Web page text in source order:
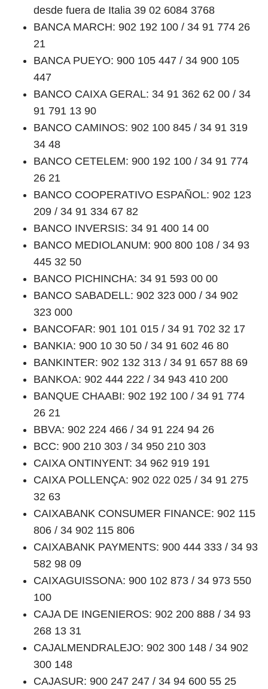
desde fuera de Italia 39 02 6084 3768
BANCA MARCH: 902 192 100 / 34 91 774 26
21
BANCA PUEYO: 900 105 447 / 34 900 105
447
BANCO CAIXA GERAL: 34 91 362 62 00 / 34
91 791 13 90
BANCO CAMINOS: 902 100 845 / 34 91 319
34 48
BANCO CETELEM: 900 192 100 / 34 91 774
26 21
BANCO COOPERATIVO ESPAÑOL: 902 123
209 / 34 91 334 67 82
BANCO INVERSIS: 34 91 400 14 00
BANCO MEDIOLANUM: 900 800 108 / 34 93
445 32 50
BANCO PICHINCHA: 34 91 593 00 00
BANCO SABADELL: 902 323 000 / 34 902
323 000
BANCOFAR: 901 101 015 / 34 91 702 32 17
BANKIA: 900 10 30 50 / 34 91 602 46 80
BANKINTER: 902 132 313 / 34 91 657 88 69
BANKOA: 902 444 222 / 34 943 410 200
BANQUE CHAABI: 902 192 100 / 34 91 774
26 21
BBVA: 902 224 466 / 34 91 224 94 26
BCC: 900 210 303 / 34 950 210 303
CAIXA ONTINYENT: 34 962 919 191
CAIXA POLLENÇA: 902 022 025 / 34 91 275
32 63
CAIXABANK CONSUMER FINANCE: 902 115
806 / 34 902 115 806
CAIXABANK PAYMENTS: 900 444 333 / 34 93
582 98 09
CAIXAGUISSONA: 900 102 873 / 34 973 550
100
CAJA DE INGENIEROS: 902 200 888 / 34 93
268 13 31
CAJALMENDRALEJO: 902 300 148 / 34 902
300 148
CAJASUR: 900 247 247 / 34 94 600 55 25